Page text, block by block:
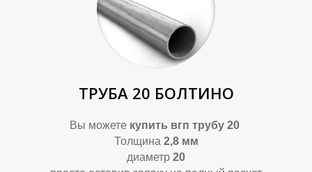
ТРУБА 20 БОЛТИНО
Вы можете купить вгп трубу 20
Толщина 2,8 мм
диаметр 20